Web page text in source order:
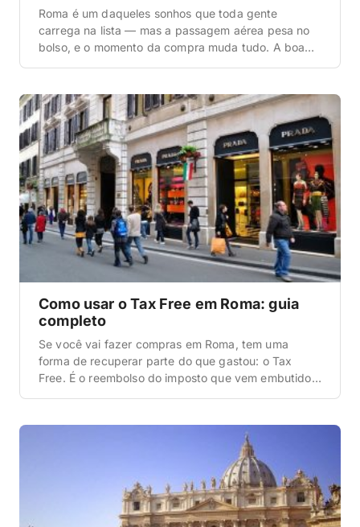
Roma é um daqueles sonhos que toda gente
carrega na lista — mas a passagem aérea pesa no
bolso, e o momento da compra muda tudo. A boa
como acompanhar os preços do jeito certo. Neste
guia a gente […]
Como usar o Tax Free em Roma: guia
completo
Se você vai fazer compras em Roma, tem uma
forma de recuperar parte do que gastou: o Tax
Free. É o reembolso do imposto que vem embutido
Quando a gente foi pela primeira vez, quase deixou